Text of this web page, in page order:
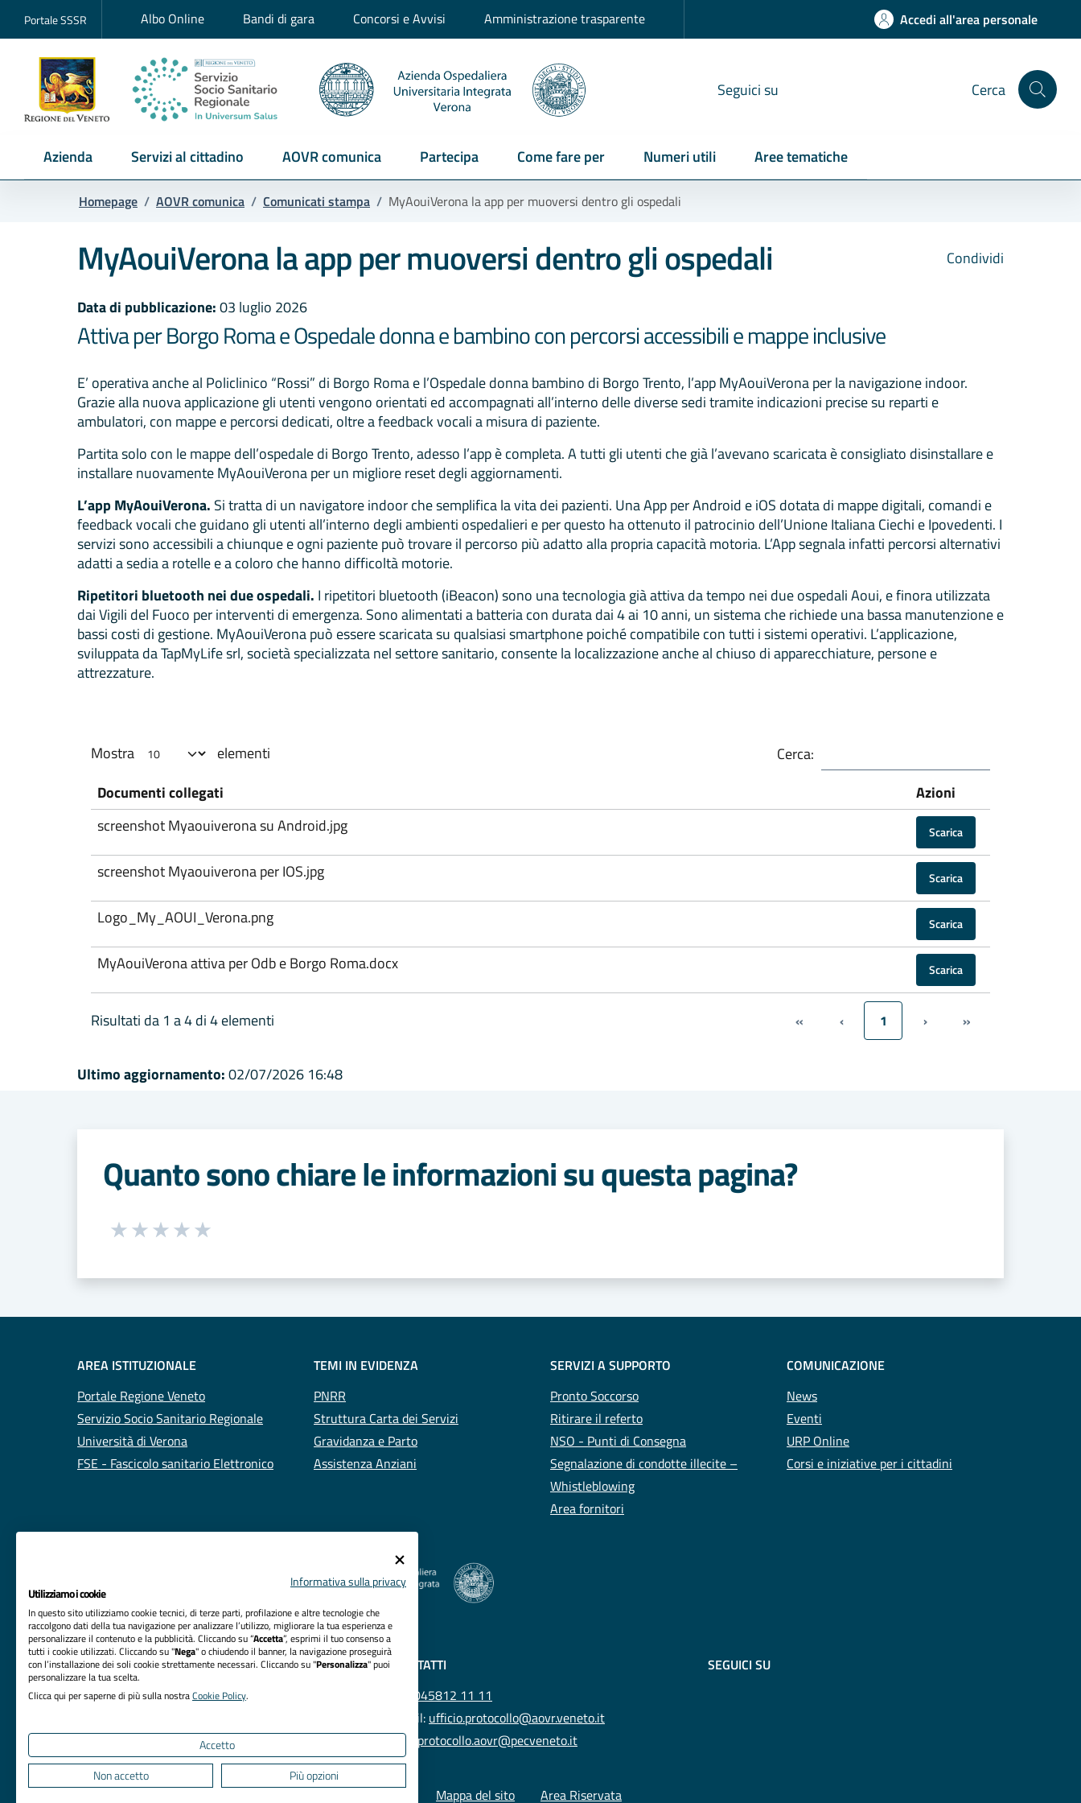
Portale SSSR Albo Online Bandi di gara Concorsi e Avvisi Amministrazione trasparente Accedi all'area personale
Seguici su Cerca
Azienda Servizi al cittadino AOVR comunica Partecipa Come fare per Numeri utili Aree tematiche
Homepage / AOVR comunica / Comunicati stampa / MyAouiVerona la app per muoversi dentro gli ospedali
Condividi
MyAouiVerona la app per muoversi dentro gli ospedali
Data di pubblicazione:03 luglio 2026
Attiva per Borgo Roma e Ospedale donna e bambino con percorsi accessibili e mappe inclusive
E’ operativa anche al Policlinico “Rossi” di Borgo Roma e l’Ospedale donna bambino di Borgo Trento, l’app MyAouiVerona per la navigazione indoor.
Grazie alla nuova applicazione gli utenti vengono orientati ed accompagnati all’interno delle diverse sedi tramite indicazioni precise su reparti e
ambulatori, con mappe e percorsi dedicati, oltre a feedback vocali a misura di paziente.
Partita solo con le mappe dell’ospedale di Borgo Trento, adesso l’app è completa. A tutti gli utenti che già l’avevano scaricata è consigliato disinstallare e
installare nuovamente MyAouiVerona per un migliore reset degli aggiornamenti.
L’app MyAouiVerona. Si tratta di un navigatore indoor che semplifica la vita dei pazienti. Una App per Android e iOS dotata di mappe digitali, comandi e
feedback vocali che guidano gli utenti all’interno degli ambienti ospedalieri e per questo ha ottenuto il patrocinio dell’Unione Italiana Ciechi e Ipovedenti. I
servizi sono accessibili a chiunque e ogni paziente può trovare il percorso più adatto alla propria capacità motoria. L’App segnala infatti percorsi alternativi
adatti a sedia a rotelle e a coloro che hanno difficoltà motorie.
Ripetitori bluetooth nei due ospedali. I ripetitori bluetooth (iBeacon) sono una tecnologia già attiva da tempo nei due ospedali Aoui, e finora utilizzata
dai Vigili del Fuoco per interventi di emergenza. Sono alimentati a batteria con durata dai 4 ai 10 anni, un sistema che richiede una bassa manutenzione e
bassi costi di gestione. MyAouiVerona può essere scaricata su qualsiasi smartphone poiché compatibile con tutti i sistemi operativi. L’applicazione,
sviluppata da TapMyLife srl, società specializzata nel settore sanitario, consente la localizzazione anche al chiuso di apparecchiature, persone e
attrezzature.
Mostra elementi
Cerca:
Documenti collegati
Azioni
screenshot Myaouiverona su Android.jpg
Scarica
screenshot Myaouiverona per IOS.jpg Scarica
Logo_My_AOUI_Verona.png Scarica
MyAouiVerona attiva per Odb e Borgo Roma.docx Scarica
Risultati da 1 a 4 di 4 elementi « ‹ 1 › »
Ultimo aggiornamento:02/07/2026 16:48
Quanto sono chiare le informazioni su questa pagina?
Seleziona una valutazione da 1 a 5 stelle
AREA ISTITUZIONALE
Portale Regione Veneto
Servizio Socio Sanitario Regionale
Università di Verona
FSE - Fascicolo sanitario Elettronico
TEMI IN EVIDENZA
PNRR
Struttura Carta dei Servizi
Gravidanza e Parto
Assistenza Anziani
SERVIZI A SUPPORTO
Pronto Soccorso
Ritirare il referto
NSO - Punti di Consegna
Segnalazione di condotte illecite –
Whistleblowing
Area fornitori
COMUNICAZIONE
News
Eventi
URP Online
Corsi e iniziative per i cittadini
RIFERIMENTI
Azienda Ospedaliera Universitaria Integrata Verona
Verona
CONTATTI
045812 11 11
Email: ufficio.protocollo@aovr.veneto.it
Pec: protocollo.aovr@pecveneto.it
SEGUICI SU
Mappa del sito Area Riservata
Informativa sulla privacy
Utilizziamo i cookie
In questo sito utilizziamo cookie tecnici, di terze parti, profilazione e altre tecnologie che
raccolgono dati della tua navigazione per analizzare l’utilizzo, migliorare la tua esperienza e
personalizzare il contenuto e la pubblicità. Cliccando su “Accetta”, esprimi il tuo consenso a
tutti i cookie utilizzati. Cliccando su "Nega" o chiudendo il banner, la navigazione proseguirà
con l’installazione dei soli cookie strettamente necessari. Cliccando su "Personalizza" puoi
personalizzare la tua scelta.
Clicca qui per saperne di più sulla nostraCookie Policy.
Accetto
Non accetto
Più opzioni